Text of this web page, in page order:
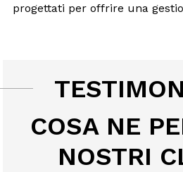
progettati per offrire una
COSA NE
NOSTRI